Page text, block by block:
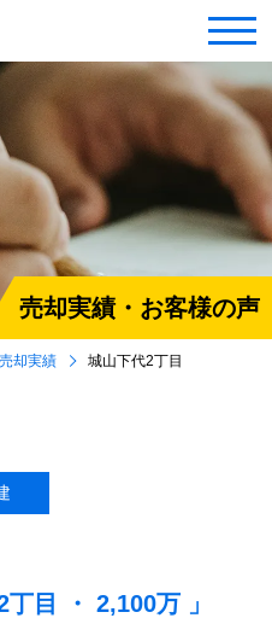
売却実績・お客様の声
売却実績 城山下代2丁目
丁目 ・ 2,100万 」